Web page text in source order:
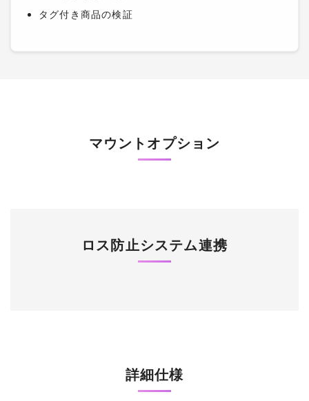
タグ付き商品の検証
マウントオプション
ロス防止システム連携
詳細仕様